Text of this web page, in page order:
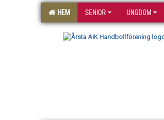
HEM SENIOR UNGDOM